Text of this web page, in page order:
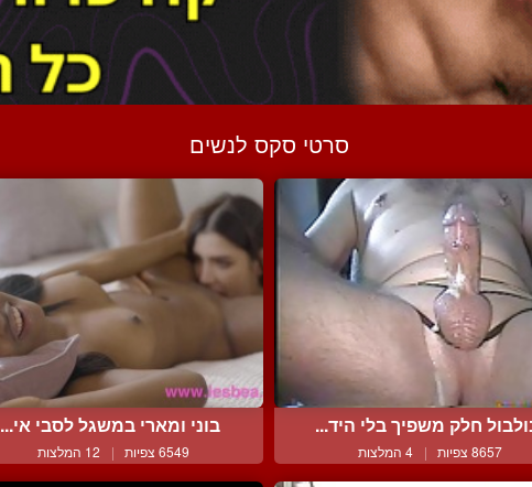
סרטי סקס לנשים
חלק משפיך בלי היד...
8657 צפיות | 4 המלצות
בוני ומארי במשגל לסבי אי...
6549 צפיות | 12 המלצות